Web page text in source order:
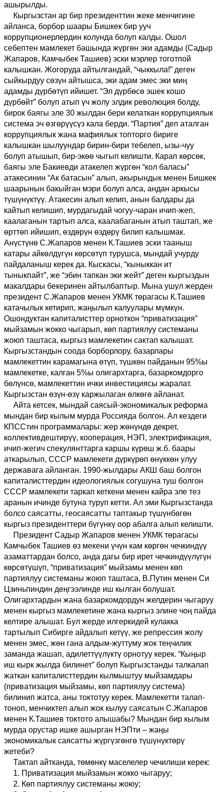
ашырылды.
Кыргызстан ар бир президенттин жеке менчигине
айланса, борбор шаары Бишкек бир ууч
коррупционерлердин колунда болуп калды. Ошол
себептен мамлекет башында жүргөн эки адамды (Садыр
Жапаров, Камчыбек Ташиев) эски мэрлер тоготпой
калышкан. Жогоруда айтылгандай, “чыккыла!” деген
сыйкырдуу сөзүн айтышса, эки адам эмес эки миң
адамды дүрбөтүп ийишет. “Эл дүрбөсө эшек кошо
дүрбөйт” болуп атып үч жолу элдик революция болду,
бирок баягы эле 30 жылдан бери келаткан коррупциялык
система эч өзгөрүүсүз кала берди. “Партия” деп аталган
коррупциялык жана мафиялык топторго бириге
калышкан шылуундар бирин-бири тебелеп, ызы-чуу
болуп атышып, бир-экөө чыгып келишти. Карап көрсөк,
баягы эле Бакиевди атакелеп жүргөн “кол баласы”
атакесинин “Ак батасын” алып, акырындык менен Бишкек
шаарынын бакыйган мэри болуп алса, андан аркысы
түшүнүктүү. Атакесин алып келип, анын балдары да
кайтып келишип, мурдагыдай чогуу-чаран ичип-жеп,
каалаганын тартып алса, каалабаганын атып таштап, же
өрттөп ийишип, өздөрүн өздөрү билип калышмак.
Анүстүнө С.Жапаров менен К.Ташиев эски тааныш
катары айкөлдүгүн көрсөтүп турушса, мындай учурду
пайдаланыш керек да. Кыскасы, “кыныккан ит
тыныкпайт”, же “эбин тапкан эки жейт” деген кыргыздын
макалдары бекеринен айтылбаптыр. Мына ушул жерден
президент С.Жапаров менен УКМК төрагасы К.Ташиев
катачылык кетирип, жаңылып калуулары мүмкүн.
Ошондуктан капиталисттер орноткон “приватизация”
мыйзамын жокко чыгарып, көп партиялуу системаны
жоюп таштаса, кыргыз мамлекетин сактап калышат.
Кыргызстандын соода борборлору, базарлары
мамлекеттин карамагына өтүп, түшкөн пайданын 95%ы
мамлекетке, калган 5%ы олигархтарга, базаркомдорго
бөлүнсө, мамлекеттин ички инвестициясы жаралат.
Кыргызстан өзүн-өзү каржылаган өлкөгө айланат.
Айта кетсек, мындай саясый-экономикалык реформа
мындан бир кылым мурда Россияда болгон. Ал кездеги
КПССтин программалары: жер жөнүндө декрет,
коллективдештирүү, кооперация, НЭП, электрификация,
ичип-жегич спекулянттарга каршы күрөш ж.б. баары
аткарылып, СССР мамлекети дүркүрөп өнүккөн улуу
державага айланган. 1990-жылдары АКШ баш болгон
капиталисттердин идеологиялык согушуна туш болгон
СССР мамлекети таркап кеткени менен кайра эле тез
аранын ичинде бутуна туруп кетти. Ал эми Кыргызстанда
болсо саясатты, геосаясатты таптакыр түшүнбөгөн
кыргыз президенттери бүгүнкү оор абалга алып келишти.
Президент Садыр Жапаров менен УКМК төрагасы
Камчыбек Ташиев өз мекени үчүн кам көргөн чечкиндүү
азаматтардан болсо, анда дагы бир ирет чечкиндүүлүгүн
көрсөтүшүп, “приватизация” мыйзамы менен көп
партиялуу системаны жоюп таштаса, В.Путин менен Си
Цзиньпиндин деңгээлинде иш кылган болушат.
Олигархтардын жана базаркомдордун желдерин чыгаруу
менен кыргыз мамлекетине жана кыргыз элине чоң пайда
келтире алышат. Бул жерде илгеркидей кулакка
тартылып Сибирге айдалып кетүү, же репрессия жолу
менен эмес, жөн гана алдым-жуттуму жок теңчилик
заманда жашап, адилеттүүлүктү орнотуу керек. “Кыңыр
иш кырк жылда билинет” болуп Кыргызстанды талкалап
жаткан капиталисттердин кылмыштуу мыйзамдары
(приватизация мыйзамы, көп партиялуу система)
билинип жатса, аны токтотуу керек. Мамлекетти талап-
тоноп, менчиктеп алып жок кылуу саясатын С.Жапаров
менен К.Ташиев токтото алышабы? Мындан бир кылым
мурда орустар ишке ашырган НЭПти – жаңы
экономикалык саясатты жүргүзгөнгө түшүнүктөрү
жетеби?
Тактап айтканда, төмөнкү маселелер чечилиши керек:
1. Приватизация мыйзамын жокко чыгаруу;
2. Көп партиялуу системаны жоюу;